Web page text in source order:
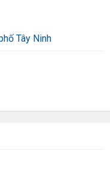
Tây Ninh